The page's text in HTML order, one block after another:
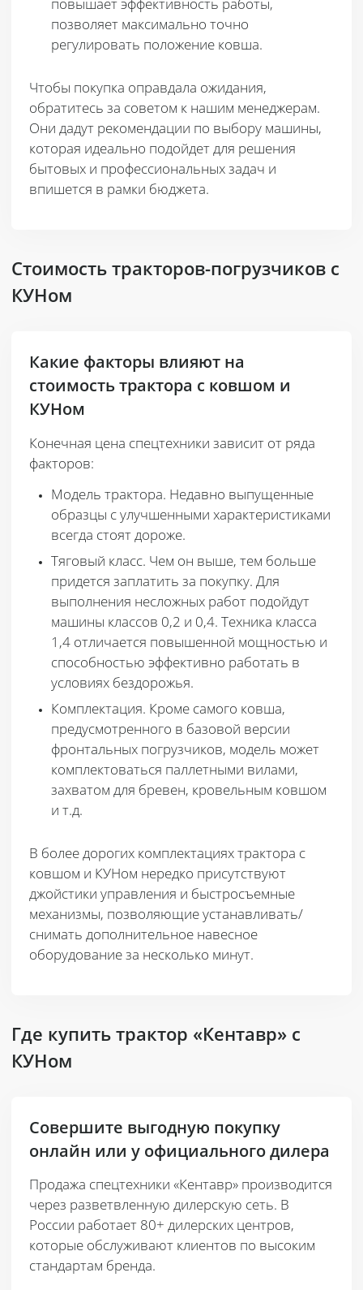
повышает эффективность работы,
позволяет максимально точно
регулировать положение ковша.
Чтобы покупка оправдала ожидания,
обратитесь за советом к нашим менеджерам.
Они дадут рекомендации по выбору машины,
которая идеально подойдет для решения
бытовых и профессиональных задач и
впишется в рамки бюджета.
Стоимость тракторов-погрузчиков с
КУНом
Какие факторы влияют на
стоимость трактора с ковшом и
КУНом
Конечная цена спецтехники зависит от ряда
факторов:
Модель трактора. Недавно выпущенные
образцы с улучшенными характеристиками
всегда стоят дороже.
Тяговый класс. Чем он выше, тем больше
придется заплатить за покупку. Для
выполнения несложных работ подойдут
машины классов 0,2 и 0,4. Техника класса
1,4 отличается повышенной мощностью и
способностью эффективно работать в
условиях бездорожья.
Комплектация. Кроме самого ковша,
предусмотренного в базовой версии
фронтальных погрузчиков, модель может
комплектоваться паллетными вилами,
захватом для бревен, кровельным ковшом
и т.д.
В более дорогих комплектациях трактора с
ковшом и КУНом нередко присутствуют
джойстики управления и быстросъемные
механизмы, позволяющие устанавливать/
снимать дополнительное навесное
оборудование за несколько минут.
Где купить трактор «Кентавр» с
КУНом
Совершите выгодную покупку
онлайн или у официального дилера
Продажа спецтехники «Кентавр» производится
через разветвленную дилерскую сеть. В
России работает 80+ дилерских центров,
которые обслуживают клиентов по высоким
стандартам бренда.